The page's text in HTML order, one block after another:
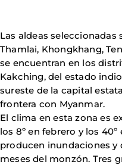
Las aldeas seleccionadas
Thamlai, Khongkhang,
se encuentran en los
Kakching, del estado
sureste de la capital
frontera con Myanmar.
El clima en esta zona es
los 8º en febrero y los
producen inundaciones y
meses del monzón. Tres